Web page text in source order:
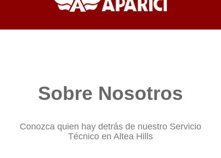
Sobre Nosotros
Conozca quien hay detrás de nuestro Servicio
Técnico en Altea Hills